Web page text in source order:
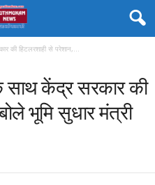
की हिटलरशाही से परेशान,...
साथ केंद्र सरकार की
भूमि सुधार मंत्री